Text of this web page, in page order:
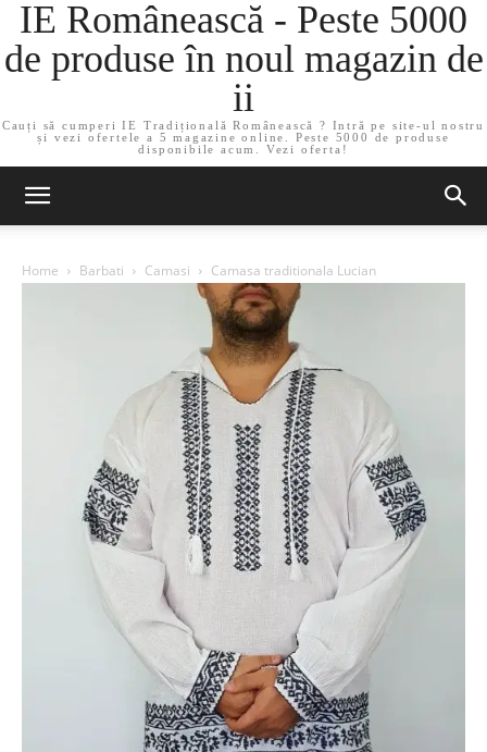
IE Românească - Peste 5000
de produse în noul magazin de
ii
Cauți să cumperi IE Tradițională Românească ? Intră pe site-ul nostru
și vezi ofertele a 5 magazine online. Peste 5000 de produse
disponibile acum. Vezi oferta!
Home Barbati Camasi Camasa traditionala Lucian